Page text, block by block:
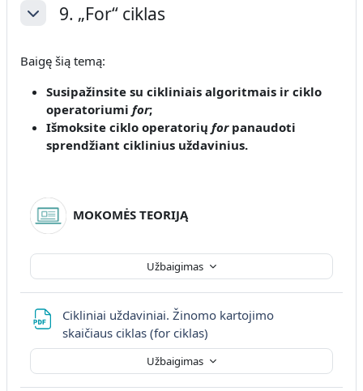
Sutraukti9. „For“ ciklas
Baigę šią temą:
Susipažinsite su cikliniais algoritmais ir ciklo
operatoriumi for;
Išmoksite ciklo operatorių forpanaudoti
sprendžiant ciklinius uždavinius.
Užbaigimas
MOKOMĖS TEORIJĄ
Cikliniai uždaviniai. Žinomo kartojimo
skaičiaus ciklas (for ciklas)
Užbaigimas